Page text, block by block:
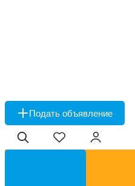
Подать объявление